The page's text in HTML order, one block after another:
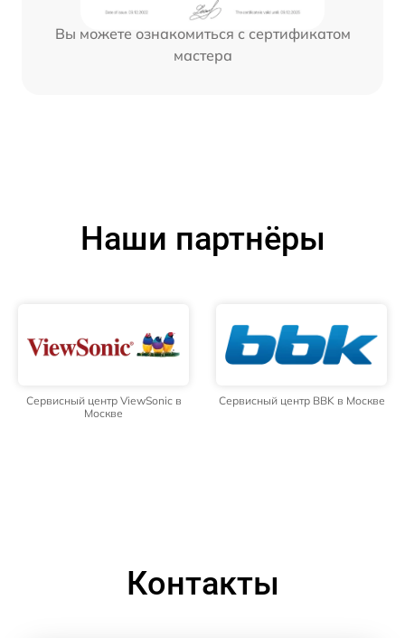
Вы можете ознакомиться с сертификатом
мастера
Наши партнёры
Сервисный центр ViewSonic в
Москве
Сервисный центр BBK в Москве
Контакты